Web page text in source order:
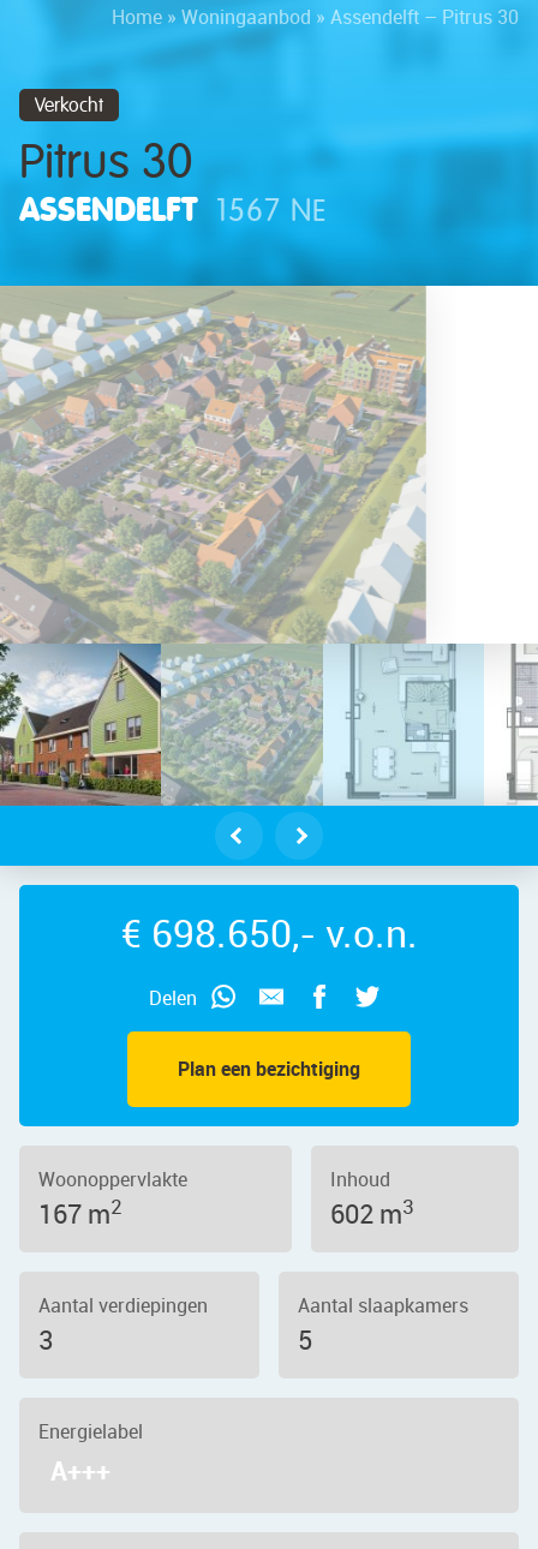
Home » Woningaanbod » Assendelft – Pitrus 30
Verkocht
Pitrus 30
ASSENDELFT 1567 NE
30 – Foto 2
Plan een bezichtiging
Delen
€ 698.650,- v.o.n.
Woonoppervlakte
167 m2
Inhoud
602 m3
Aantal verdiepingen
3
Aantal slaapkamers
5
Energielabel
A+++